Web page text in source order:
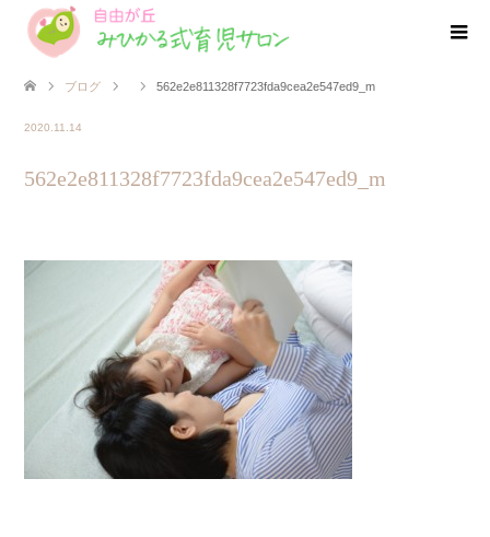
ブログ 562e2e811328f7723fda9cea2e547ed9_m
2020.11.14
562e2e811328f7723fda9cea2e547ed9_m